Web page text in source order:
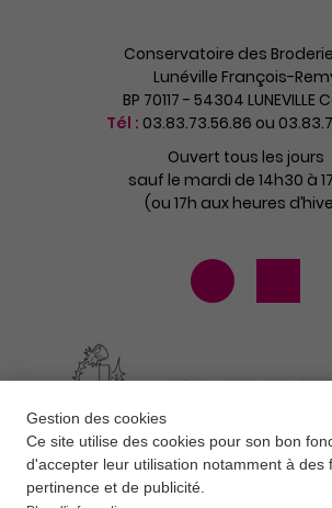
Gestion des cookies
Ce site utilise des cookies pour son bon
d'accepter leur utilisation notamment à des
pertinence et de publicité.
Conservatoire des
Lunéville François-
BP 70117 - 54304 LUNEVILLE
Tél : 03.83.73.56.86 ou
Ouvert tous les jours
sauf le mardi de 14h30 à
(ou 17h aux heures